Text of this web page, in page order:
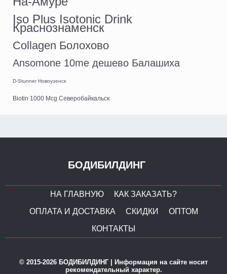
Iso Plus Isotonic Drink
Краснознаменск
Collagen Болохово
Ansomone 10me дешево Балашиха
D-Stunner Новоузенск
Biotin 1000 Mcg Северобайкальск
БОДИБИЛДИНГ
НА ГЛАВНУЮ
КАК ЗАКАЗАТЬ?
ОПЛАТА И ДОСТАВКА
СКИДКИ
ОПТОМ
КОНТАКТЫ
© 2015-2026 БОДИБИЛДИНГ | Информация на сайте носит
рекомендательный характер.